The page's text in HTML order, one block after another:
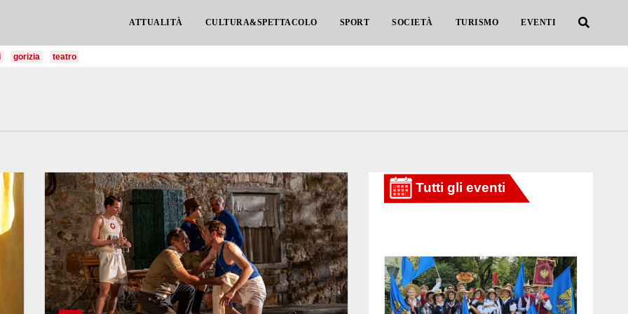
ATTUALITÀ CULTURA&SPETTACOLO SPORT SOCIETÀ TURISMO EVENTI
gorizia teatro